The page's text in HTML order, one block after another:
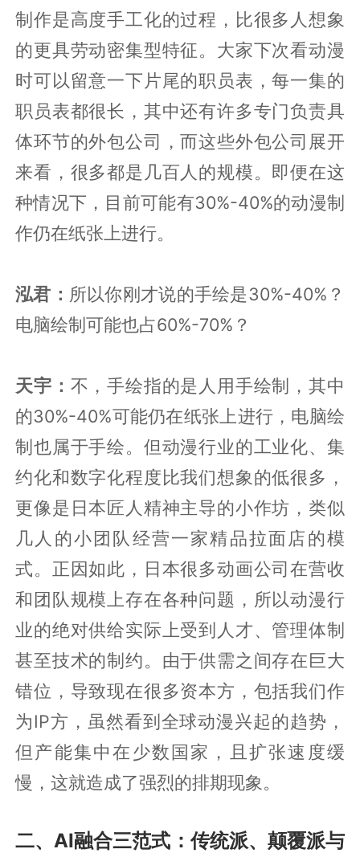
制作是高度手工化的过程，比很多人想象
的更具劳动密集型特征。大家下次看动漫
时可以留意一下片尾的职员表，每一集的
职员表都很长，其中还有许多专门负责具
体环节的外包公司，而这些外包公司展开
来看，很多都是几百人的规模。即便在这
种情况下，目前可能有30%-40%的动漫制
作仍在纸张上进行。
泓君： 所以你刚才说的手绘是30%-40%？
电脑绘制可能也占60%-70%？
天宇： 不，手绘指的是人用手绘制，其中
的30%-40%可能仍在纸张上进行，电脑绘
制也属于手绘。但动漫行业的工业化、集
约化和数字化程度比我们想象的低很多，
更像是日本匠人精神主导的小作坊，类似
几人的小团队经营一家精品拉面店的模
式。正因如此，日本很多动画公司在营收
和团队规模上存在各种问题，所以动漫行
业的绝对供给实际上受到人才、管理体制
甚至技术的制约。由于供需之间存在巨大
错位，导致现在很多资本方，包括我们作
为IP方，虽然看到全球动漫兴起的趋势，
但产能集中在少数国家，且扩张速度缓
慢，这就造成了强烈的排期现象。
二、AI融合三范式：传统派、颠覆派与